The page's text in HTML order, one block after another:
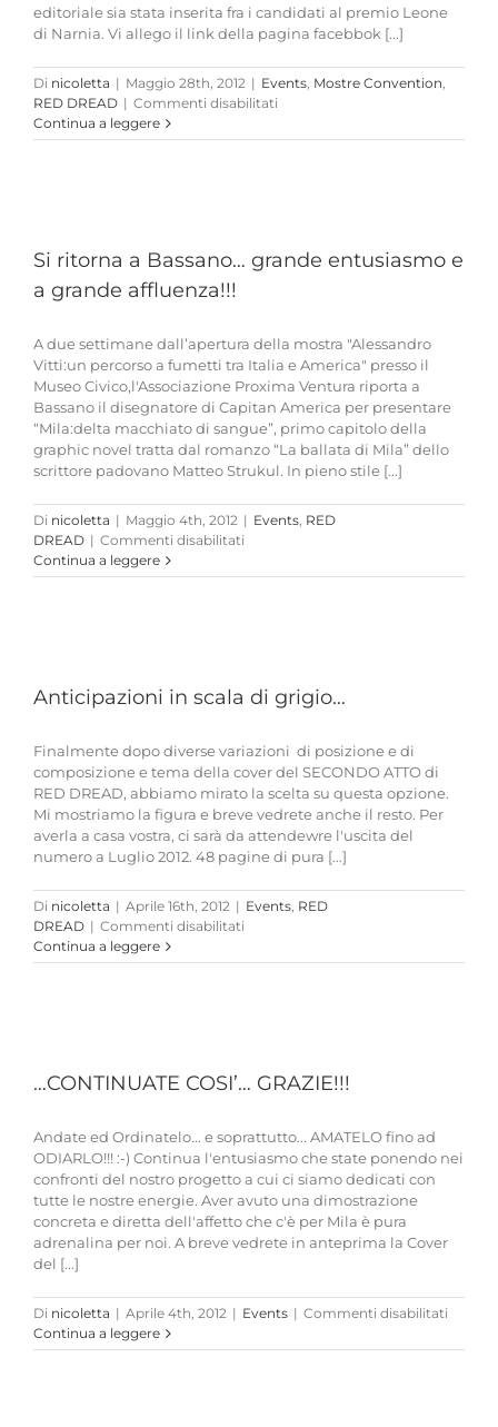
editoriale sia stata inserita fra i candidati al premio Leone
di Narnia. Vi allego il link della pagina facebbok [...]
Di nicoletta | Maggio 28th, 2012 | Events, Mostre Convention,
RED DREAD | Commenti disabilitati
Dread
primo
di
NARNIA!!!
Continua a leggere
Si ritorna a Bassano… grande entusiasmo e
a grande affluenza!!!
A due settimane dall’apertura della mostra "Alessandro
Vitti:un percorso a fumetti tra Italia e America" presso il
Museo Civico,l'Associazione Proxima Ventura riporta a
Bassano il disegnatore di Capitan America per presentare
“Mila:delta macchiato di sangue”, primo capitolo della
graphic novel tratta dal romanzo “La ballata di Mila” dello
scrittore padovano Matteo Strukul. In pieno stile [...]
Di nicoletta | Maggio 4th, 2012 | Events, RED
DREAD | Commenti disabilitati
ritorna
a
Continua a leggere
Anticipazioni in scala di grigio…
Finalmente dopo diverse variazioni di posizione e di
composizione e tema della cover del SECONDO ATTO di
RED DREAD, abbiamo mirato la scelta su questa opzione.
Mi mostriamo la figura e breve vedrete anche il resto. Per
averla a casa vostra, ci sarà da attendewre l'uscita del
numero a Luglio 2012. 48 pagine di pura [...]
Di nicoletta | Aprile 16th, 2012 | Events, RED
DREAD | Commenti disabilitati
in
Continua a leggere
…CONTINUATE COSI’… GRAZIE!!!
Andate ed Ordinatelo... e soprattutto... AMATELO fino ad
ODIARLO!!! :-) Continua l'entusiasmo che state ponendo nei
confronti del nostro progetto a cui ci siamo dedicati con
tutte le nostre energie. Aver avuto una dimostrazione
concreta e diretta dell'affetto che c'è per Mila è pura
adrenalina per noi. A breve vedrete in anteprima la Cover
del [...]
Di nicoletta | Aprile 4th, 2012 | Events | Commenti disabilitati
Continua a leggere